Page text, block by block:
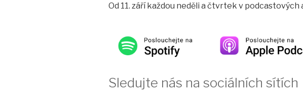
Od 11. září každou neděli a čtvrtek v podcastových
Sledujte nás na sociálních sítích